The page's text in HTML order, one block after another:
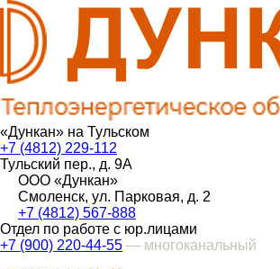
«Дункан» на Тульском
+7 (4812) 229-112
Тульский пер., д. 9А
ООО «Дункан»
Смоленск, ул. Парковая, д. 2
+7 (4812) 567-888
Отдел по работе с юр.лицами
+7 (900) 220-44-55 — многоканальный